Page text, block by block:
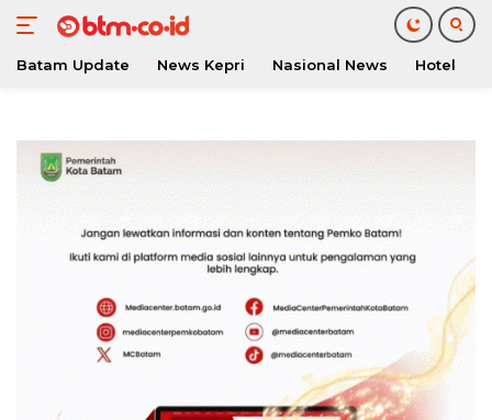
konten
Batam Update News Kepri Nasional News Hotel